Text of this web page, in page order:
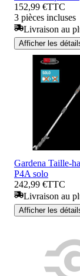
152,99 €TTC
3 pièces incluses
Livraison au
Afficher les
Gardena Taille-
P4A solo
242,99 €TTC
Livraison au
Afficher les